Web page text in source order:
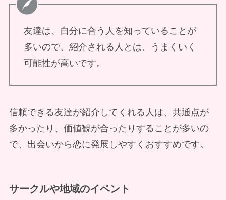
友達は、自分に合う人を知っていることが
多いので、紹介される人とは、うまくいく
可能性が高いです。
信頼できる友達が紹介してくれる人は、共通点が
多かったり、価値観が合ったりすることが多いの
で、出会いから恋に発展しやすくおすすめです。
サークルや地域のイベント